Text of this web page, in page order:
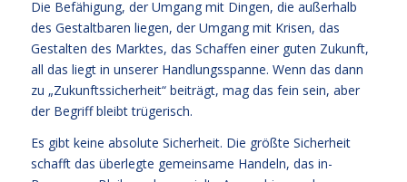
Die Befähigung, der Umgang mit Dingen, die außerhalb
des Gestaltbaren liegen, der Umgang mit Krisen, das
Gestalten des Marktes, das Schaffen einer guten Zukunft,
all das liegt in unserer Handlungsspanne. Wenn das dann
zu „Zukunftssicherheit“ beiträgt, mag das fein sein, aber
der Begriff bleibt trügerisch.
Es gibt keine absolute Sicherheit. Die größte Sicherheit
schafft das überlegte gemeinsame Handeln, das in-